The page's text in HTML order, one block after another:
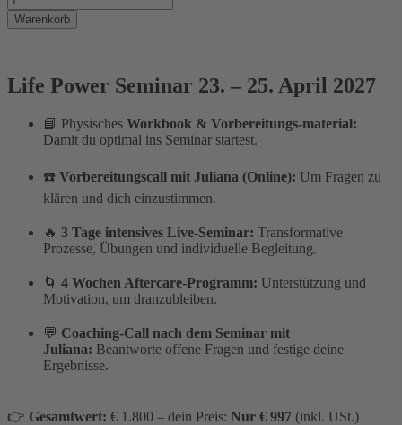
Warenkorb
Life Power Seminar 23. – 25. April 2027
📘 Physisches Workbook & Vorbereitungs-material:
Damit du optimal ins Seminar startest.
☎️ Vorbereitungscall mit Juliana (Online): Um Fragen zu
klären und dich einzustimmen.
🔥 3 Tage intensives Live-Seminar: Transformative
Prozesse, Übungen und individuelle Begleitung.
🌀 4 Wochen Aftercare-Programm: Unterstützung und
Motivation, um dranzubleiben.
💬 Coaching-Call nach dem Seminar mit
Juliana: Beantworte offene Fragen und festige deine
Ergebnisse.
👉 Gesamtwert: € 1.800 – dein Preis: Nur € 997 (inkl. USt.)